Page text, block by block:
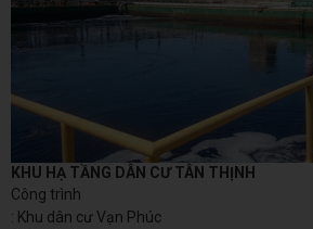
KHU HẠ TẦNG DÂN CƯ TÂN THỊNH
Công trình
: Khu dân cư Vạn Phúc